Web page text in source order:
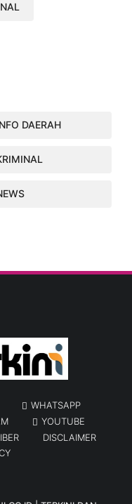
DAERAH
WHATSAPP
YOUTUBE
DISCLAIMER